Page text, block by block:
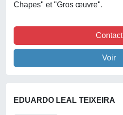
Chapes" et "Gros œuvre".
Contact
Voir
EDUARDO LEAL TEIXEIRA